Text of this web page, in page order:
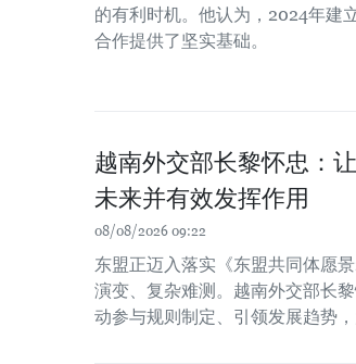
的有利时机。他认为，2024年建
合作提供了坚实基础。
越南外交部长黎怀忠：
未来并有效发挥作用
08/08/2026 09:22
东盟正迈入落实《东盟共同体愿
演变、复杂难测。越南外交部长
动参与规则制定、引领发展趋势